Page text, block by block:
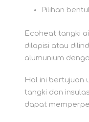
Pilihan
Ecoheat tangki
dilapisi atau
alumunium
Hal ini bertujuan
tangki dan
dapat